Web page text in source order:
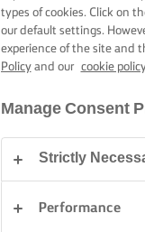
types of cookies. Click on
our default settings.
experience of the site and
Policyand our cookie
Manage Consent
Strictly
Performance